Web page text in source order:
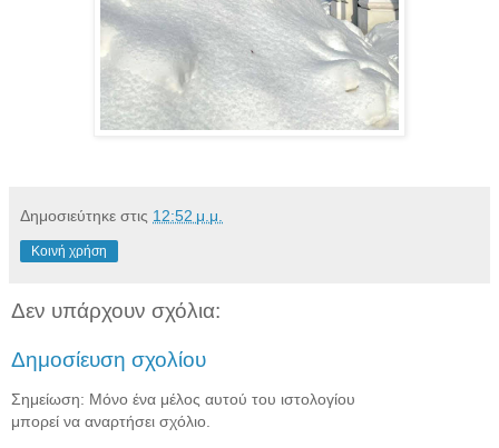
Δημοσιεύτηκε στις 12:52 μ.μ.
Κοινή χρήση
Δεν υπάρχουν σχόλια:
Δημοσίευση σχολίου
Σημείωση: Μόνο ένα μέλος αυτού του ιστολογίου
μπορεί να αναρτήσει σχόλιο.